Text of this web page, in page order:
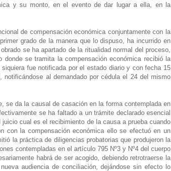
y su monto, en el evento de dar lugar a ella, en la
de compensación económica conjuntamente con la
grado de la manera que lo dispuso, ha incurrido en
se ha apartado de la ritualidad normal del proceso,
se tramita la compensación económica recibió la
fue notificada por el estado diario y con fecha 15
al demandado por cédula el 24 del mismo
se da la causal de casación en la forma contemplada en
se ha faltado a un trámite declarado esencial
cual es el recibimiento de la causa a prueba cuando
con la compensación económica ello se efectuó en un
la práctica de diligencias probatorias que produjeron la
contempladas en el artículo 795 Nº3 y Nº4 del cuerpo
habrá de ser acogido, debiendo retrotraerse la
audiencia de conciliación, dejándose sin efecto lo